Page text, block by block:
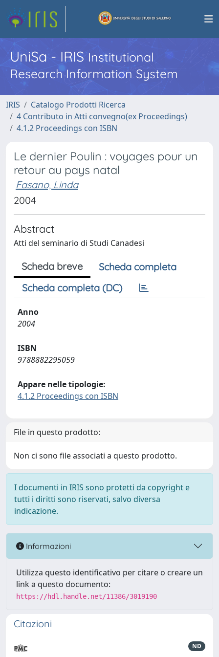
UniSa - IRISInstitutional
Research Information System
IRIS
Catalogo Prodotti Ricerca
4 Contributo in Atti convegno(ex Proceedings)
4.1.2 Proceedings con ISBN
Le dernier Poulin : voyages pour un
retour au pays natal
Fasano, Linda
2004
Abstract
Atti del seminario di Studi Canadesi
Scheda breve
Scheda completa
Scheda completa (DC)
Anno
2004
ISBN
9788882295059
Appare nelle tipologie:
4.1.2 Proceedings con ISBN
File in questo prodotto:
Non ci sono file associati a questo prodotto.
I documenti in IRIS sono protetti da copyright e
tutti i diritti sono riservati, salvo diversa
indicazione.
Informazioni
Utilizza questo identificativo per citare o creare un
link a questo documento:
https://hdl.handle.net/11386/3019190
Citazioni
ND